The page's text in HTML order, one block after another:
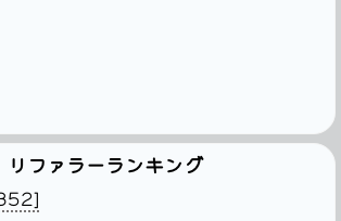
リファラーランキング